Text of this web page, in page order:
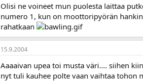
Olisi ne voineet mun puolesta laittaa
numero 1, kun on moottoripyörän
rahatkaan
15.9.2004
Aaaaivan upea toi musta väri.... siihen
nyt tuli kauhee polte vaan vaihtaa tohon